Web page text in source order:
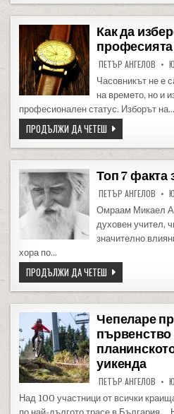
Как да
ПЕТЪР АНГЕЛОВ
Часовникът не е
на времето, но и
професионален статус. Изборът на…
ПРОДЪЛЖИ ДА ЧЕТЕШ КАК ДА ИЗБЕРЕМ
Топ 7 факта
ПЕТЪР АНГЕЛОВ
Омраам Микаел
духовен учител,
значително
хора по…
ПРОДЪЛЖИ ДА ЧЕТЕШ ТОП 7 ФАКТА ЗА
Чепеларе
първенство
уикенда
ПЕТЪР АНГЕЛОВ
Над 100 участници от всички